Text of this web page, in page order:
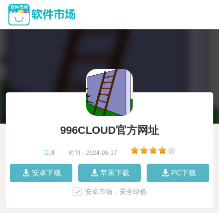
996CLOUD官方网址
工具 时间：2024-08-17
安卓下载 苹果下载 PC下载
安卓市场，安全绿色